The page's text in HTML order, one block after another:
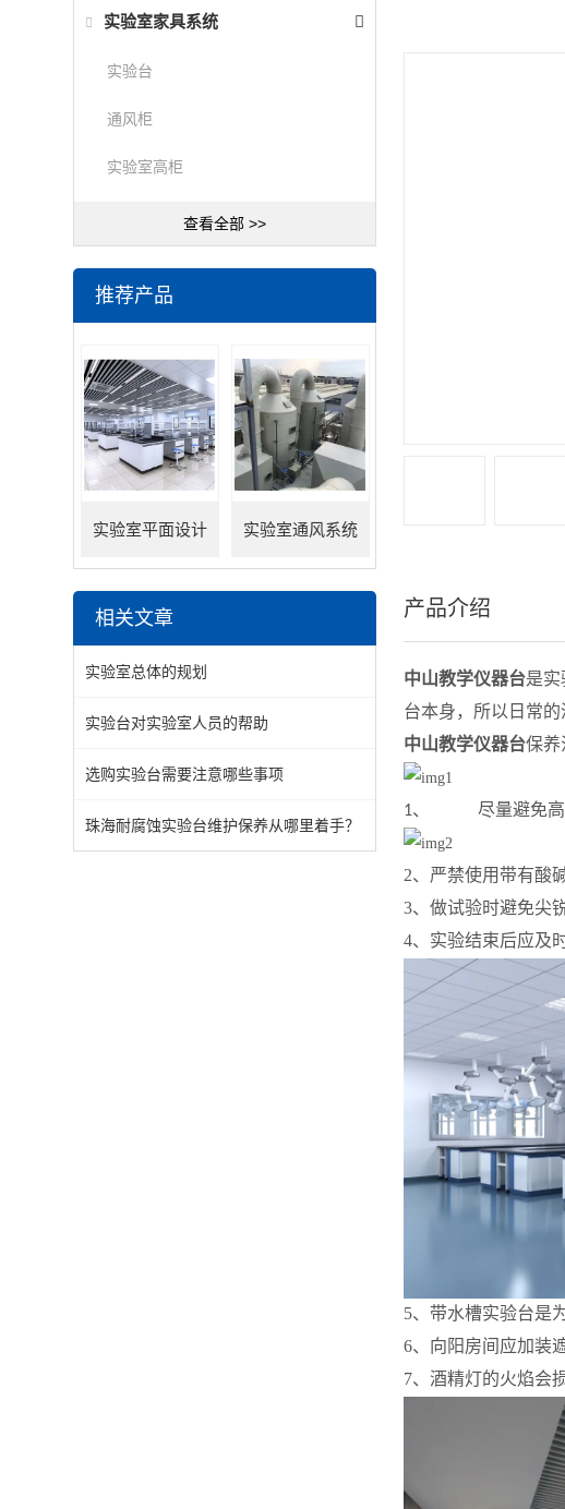
实验室家具系统
实验台
通风柜
实验室高柜
查看全部 >>
推荐产品
实验室平面设计 实验室通风系统
相关文章
实验室总体的规划
实验台对实验室人员的帮助
选购实验台需要注意哪些事项
珠海耐腐蚀实验台维护保养从哪里着手？
产品介绍
中山教学仪器台是实
台本身，所以日常
中山教学仪器台保养
1、 尽量避免
2、严禁使用带有酸
3、做试验时避免尖
4、实验结束后应及
5、带水槽实验台是
6、向阳房间应加装
7、酒精灯的火焰会